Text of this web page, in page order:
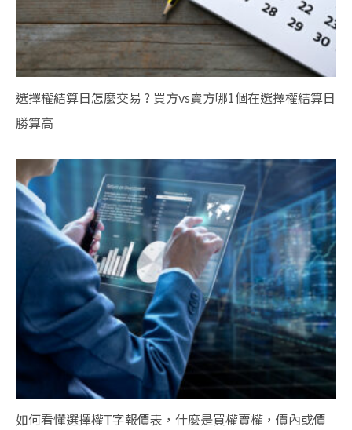
選擇權結算日怎麼交易 ? 買方vs賣方哪1個在選擇權結算日
勝算高
如何看懂選擇權T字報價表，什麼是買權賣權，價內或價